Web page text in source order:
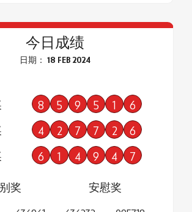
今日成绩
日期： 18 FEB 2024
8 5 9 5 1 6
4 2 7 7 2 6
6 1 4 9 4 7
奖
安慰奖